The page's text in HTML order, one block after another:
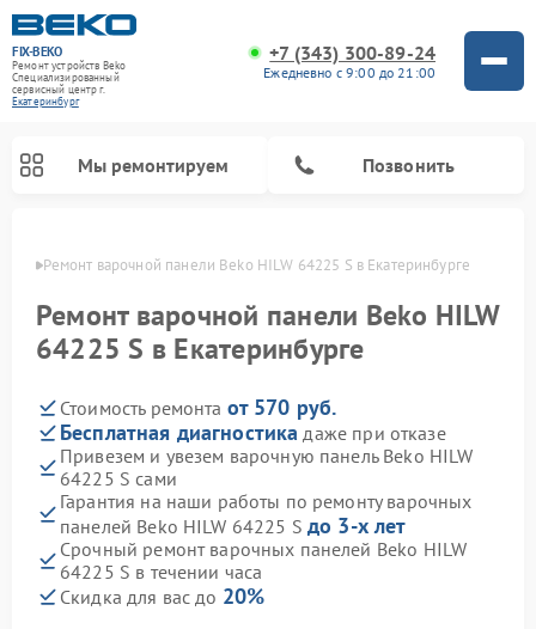
FIX-BEKO
Ремонт устройств Beko
Специализированный
cервисный центр г.
Екатеринбург
+7 (343) 300-89-24
Ежедневно с 9:00 до 21:00
Мы ремонтируем Позвонить
Ремонт варочной панели Beko HILW 64225 S в Екатеринбурге
Ремонт варочной панели Beko HILW
64225 S в Екатеринбурге
Стоимость ремонта от 570 руб.
Бесплатная диагностика даже при отказе
Привезем и увезем варочную панель Beko HILW
64225 S сами
Гарантия на наши работы по ремонту варочных
панелей Beko HILW 64225 S до 3-х лет
Срочный ремонт варочных панелей Beko HILW
64225 S в течении часа
Скидка для вас до 20%